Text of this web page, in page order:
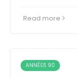
Read more
ANNÉES 90